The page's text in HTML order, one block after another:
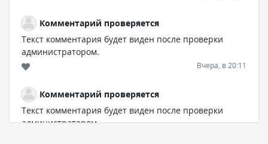
Комментарий проверяется
Текст комментария будет виден после проверки
администратором.
Вчера, в 20:11
Комментарий проверяется
Текст комментария будет виден после проверки
администратором.